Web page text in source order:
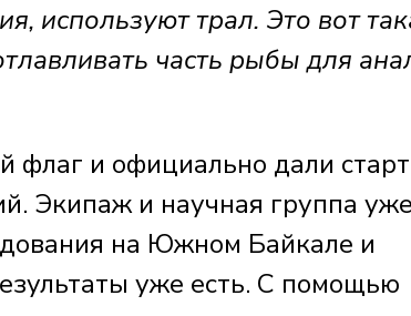
используют трал. Это вот
часть рыбы для
флаг и официально дали
Экипаж и научная группа уже
на Южном Байкале и
уже есть. С помощью